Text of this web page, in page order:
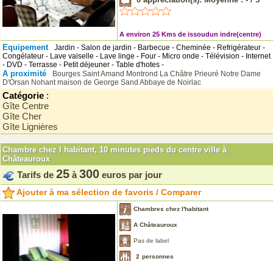
A environ 25 Kms de issoudun indre(centre)
Equipement
Jardin - Salon de jardin - Barbecue - Cheminée - Refrigérateur -
Congélateur - Lave vaiselle - Lave linge - Four - Micro onde - Télévision - Internet
- DVD - Terrasse - Petit déjeuner - Table d'hotes -
A proximité Bourges Saint Amand Montrond La Châtre Prieuré Notre Dame
D'Orsan Nohant maison de George Sand Abbaye de Noirlac
Catégorie :
Gîte Centre
Gîte Cher
Gîte Lignières
Chambre chez l habitant, 10 minutes pieds du centre ville à
Châteauroux
Tarifs de 25 à 300 euros par jour
Ajouter à ma sélection de favoris / Comparer
Chambres chez l'habitant
A Châteauroux
Pas de label
2 personnes